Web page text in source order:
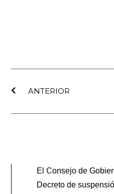
ANTERIOR
El Consejo de
Decreto de